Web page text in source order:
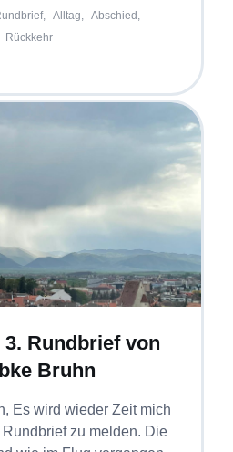
Alltag,
Abschied,
Rückkehr
Rundbrief von
Bruhn
Es wird wieder Zeit mich
zu melden. Die